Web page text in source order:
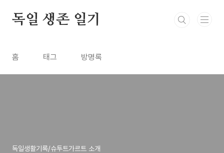
독일 생존 일기
홈 태그 방명록
독일생활기록/슈투트가르트 소개